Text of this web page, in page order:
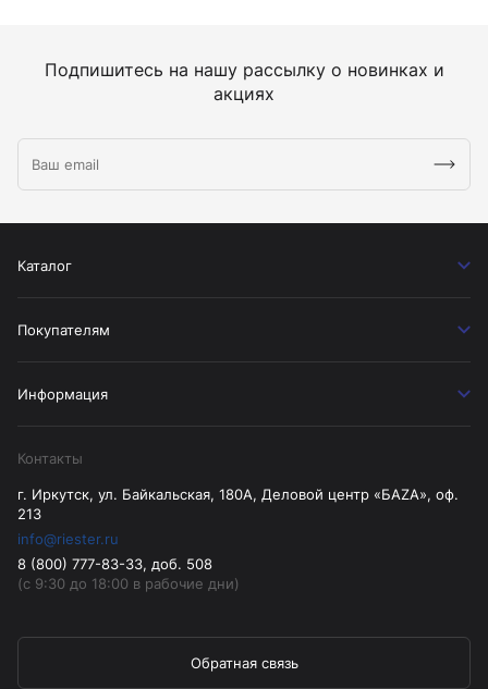
Подпишитесь на нашу рассылку о новинках и
акциях
Каталог
Покупателям
Информация
Контакты
г. Иркутск, ул. Байкальская, 180А, Деловой центр «БАZА», оф.
213
info@riester.ru
8 (800) 777-83-33, доб. 508
(с 9:30 до 18:00 в рабочие дни)
Обратная связь